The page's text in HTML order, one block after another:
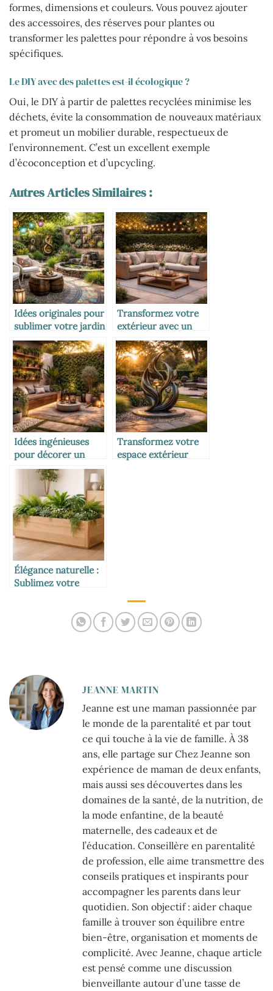
formes, dimensions et couleurs. Vous pouvez ajouter
des accessoires, des réserves pour plantes ou
transformer les palettes pour répondre à vos besoins
spécifiques.
Le DIY avec des palettes est-il écologique ?
Oui, le DIY à partir de palettes recyclées minimise les
déchets, évite la consommation de nouveaux matériaux
et promeut un mobilier durable, respectueux de
l’environnement. C’est un excellent exemple
d’écoconception et d’upcycling.
Autres Articles Similaires :
Idées originales pour
sublimer votre jardin
avec des objets déco
Transformez votre
extérieur avec un
salon de jardin
élégant et
confortable
Idées ingénieuses
pour décorer un
petit jardin avec
Transformez votre
espace extérieur
Élégance naturelle :
Sublimez votre
JEANNE MARTIN
Jeanne est une maman passionnée par
le monde de la parentalité et par tout
ce qui touche à la vie de famille. À 38
ans, elle partage sur Chez Jeanne son
expérience de maman de deux enfants,
mais aussi ses découvertes dans les
domaines de la santé, de la nutrition, de
la mode enfantine, de la beauté
maternelle, des cadeaux et de
l’éducation. Conseillère en parentalité
de profession, elle aime transmettre des
conseils pratiques et inspirants pour
accompagner les parents dans leur
quotidien. Son objectif : aider chaque
famille à trouver son équilibre entre
bien-être, organisation et moments de
complicité. Avec Jeanne, chaque article
est pensé comme une discussion
bienveillante autour d’une tasse de